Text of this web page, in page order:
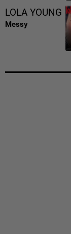
LOLA YOUNG
Messy